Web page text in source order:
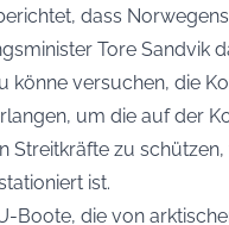
dass Norwegens
Tore Sandvik
könne versuchen, die
um die auf der
Streitkräfte zu
ist.
Boote, die von